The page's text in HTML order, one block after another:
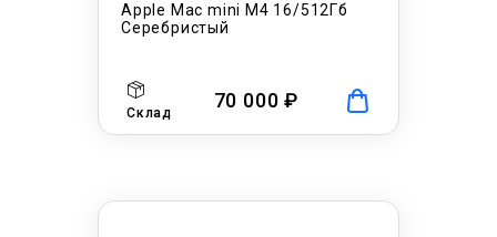
Apple Mac mini M4 16/512Гб
Серебристый
70 000 ₽
Склад